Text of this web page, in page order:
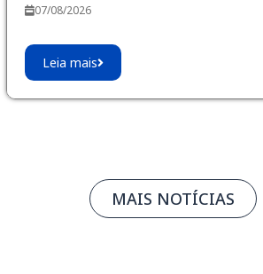
07/08/2026
Leia mais
MAIS NOTÍCIAS